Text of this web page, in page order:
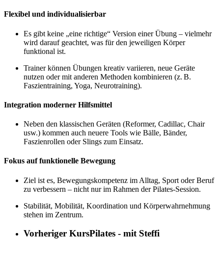
Flexibel und individualisierbar
Es gibt keine „eine richtige“ Version einer Übung – vielmehr
wird darauf geachtet, was für den jeweiligen Körper
funktional ist.
Trainer können Übungen kreativ variieren, neue Geräte
nutzen oder mit anderen Methoden kombinieren (z. B.
Faszientraining, Yoga, Neurotraining).
Integration moderner Hilfsmittel
Neben den klassischen Geräten (Reformer, Cadillac, Chair
usw.) kommen auch neuere Tools wie Bälle, Bänder,
Faszienrollen oder Slings zum Einsatz.
Fokus auf funktionelle Bewegung
Ziel ist es, Bewegungskompetenz im Alltag, Sport oder Beruf
zu verbessern – nicht nur im Rahmen der Pilates-Session.
Stabilität, Mobilität, Koordination und Körperwahrnehmung
stehen im Zentrum.
Vorheriger KursPilates - mit Steffi